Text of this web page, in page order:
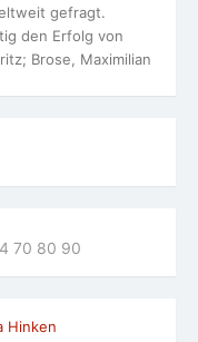
gefragt.
den Erfolg von
Brose, Maximilian
70 80 90